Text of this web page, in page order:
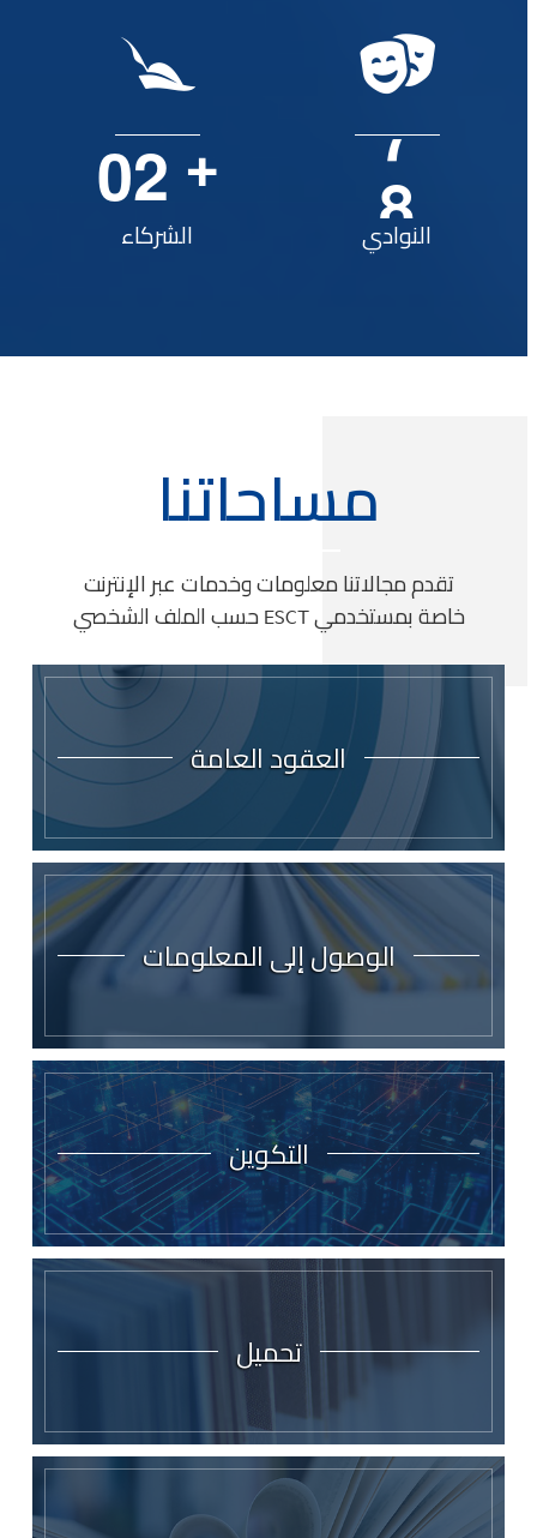
8
النوادي
+
2
0
الشركاء
مساحاتنا
تقدم مجالاتنا معلومات وخدمات عبر الإنترنت
خاصة بمستخدمي ESCT حسب الملف الشخصي
العقود العامة
الوصول إلى المعلومات
التكوين
تحميل